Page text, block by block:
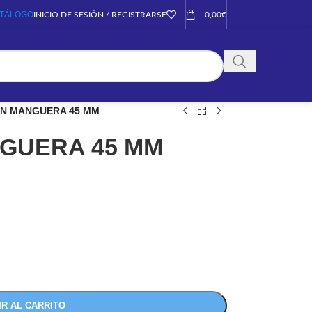
INICIO DE SESIÓN / REGISTRARSE 0,00€
MANGUERA 45 MM
45 MM
AL CARRITO